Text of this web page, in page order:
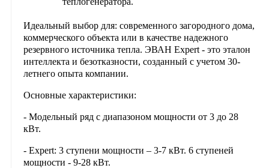
Идеальный выбор для: современного загородного дома,
коммерческого объекта или в качестве надежного
резервного источника тепла. ЭВАН Expert - это эталон
интеллекта и безотказности, созданный с учетом 30-
летнего опыта компании.
Основные характеристики:
- Модельный ряд с диапазоном мощности от 3 до 28
кВт.
- Expert: 3 ступени мощности – 3-7 кВт. 6 ступеней
мощности - 9-28 кВт.